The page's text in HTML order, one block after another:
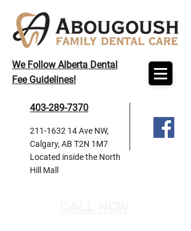
We Follow Alberta Dental
Fee Guidelines!
403-289-7370
211-1632 14Ave NW,
Calgary, AB T2N 1M7
Located inside the North
Hill Mall